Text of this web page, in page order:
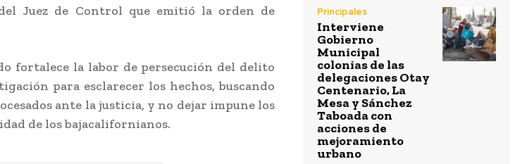
Juez de Control que emitió la orden de
fortalece la labor de persecución del delito
para esclarecer los hechos, buscando
ante la justicia, y no dejar impune los
de los bajacalifornianos.
Principales
Interviene
Gobierno
Municipal
colonias de las
delegaciones Otay
Centenario, La
Mesa y Sánchez
Taboada con
acciones de
mejoramiento
urbano